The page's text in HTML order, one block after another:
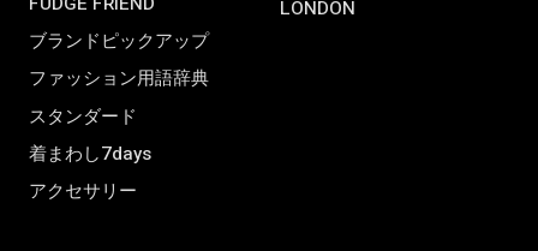
ブランドピックアップ
ファッション用語辞典
スタンダード
着まわし7days
アクセサリー
LONDON